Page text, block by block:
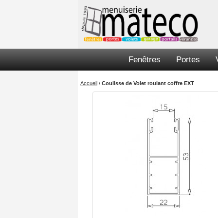
Fenêtres Portes
Accueil / Coulisse de Volet roulant coffre EXT